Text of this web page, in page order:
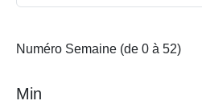
Numéro Semaine (de 0 à 52)
Min